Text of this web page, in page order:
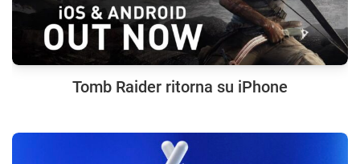
Tomb Raider ritorna su iPhone